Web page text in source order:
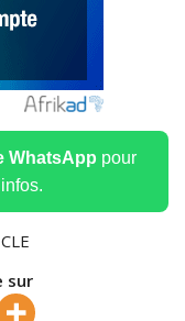
WhatsApp pour
sur